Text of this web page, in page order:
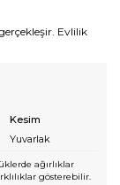
Evlilik
Kesim
Yuvarlak
ağırlıklar
gösterebilir.